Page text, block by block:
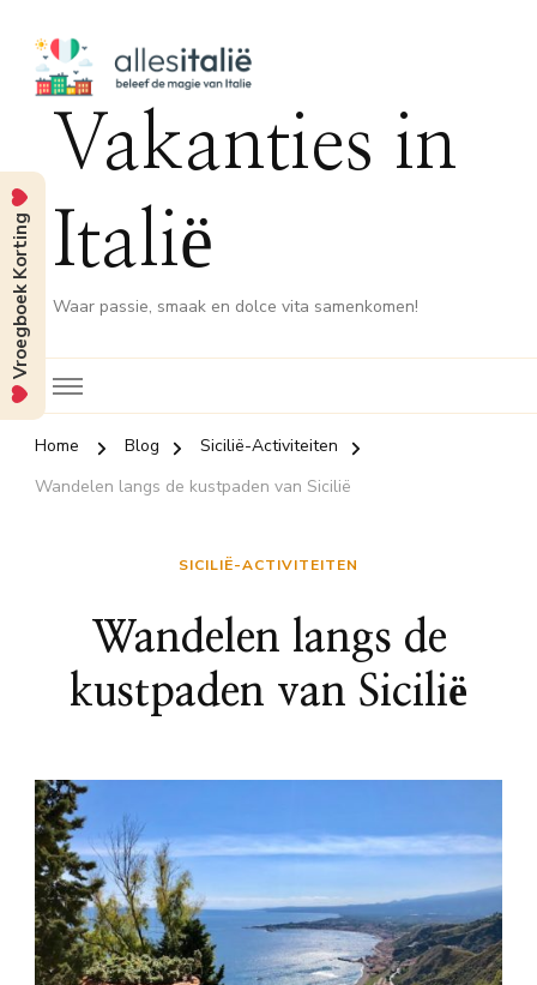
Vakanties in
Italië
Waar passie, smaak en dolce vita samenkomen!
Home Blog
Sicilië-Activiteiten
Wandelen langs de kustpaden van Sicilië
SICILIË-ACTIVITEITEN
Wandelen langs de
kustpaden van Sicilië
Vroegboek Korting